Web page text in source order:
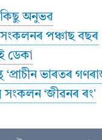
কিছু অনুভৱ
পঞ্চাছ বছৰ
ডেকা
‘প্ৰাচীন ভাৰতৰ
সংকলন ‘জীৱনৰ ৰংʼ